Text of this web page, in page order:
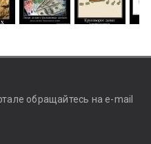
обращайтесь на e-mail